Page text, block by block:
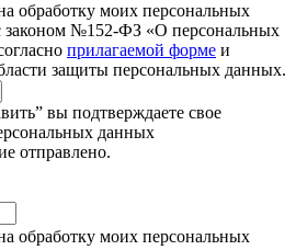
обработку моих персональных
законом №152-ФЗ «О персональных
прилагаемой форме и
защиты персональных данных.
вы подтверждаете свое
данных
отправлено.
обработку моих персональных